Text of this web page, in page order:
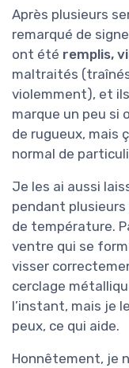
Après plusieurs
remarqué de
ont été remplis,
maltraités
violemment), et
marque un peu si
de rugueux, mais
normal de
Je les ai aussi
pendant
de température.
ventre qui se
visser
cerclage
l’instant, mais je
peux, ce qui aide.
Honnêtement, je